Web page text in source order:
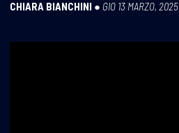
CHIARA BIANCHINI ● GIO 13 MARZO, 2025